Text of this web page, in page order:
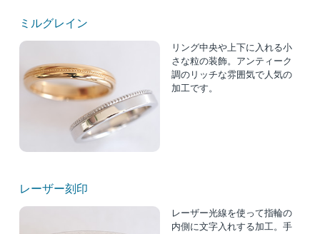
ミルグレイン
リング中央や上下に入れる小
さな粒の装飾。アンティーク
調のリッチな雰囲気で人気の
加工です。
レーザー刻印
レーザー光線を使って指輪の
内側に文字入れする加工。手